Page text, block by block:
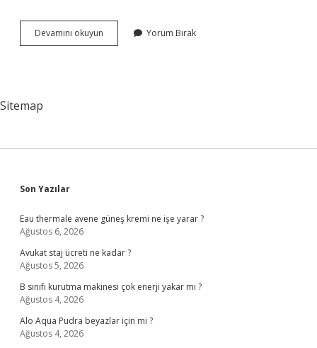
Devamını okuyun
Yol
Yorum Bırak
Sitemap
Sidebar
Son Yazılar
Eau thermale avene güneş kremi ne işe yarar ?
Ağustos 6, 2026
Avukat staj ücreti ne kadar ?
Ağustos 5, 2026
B sınıfı kurutma makinesi çok enerji yakar mı ?
Ağustos 4, 2026
Alo Aqua Pudra beyazlar için mi ?
Ağustos 4, 2026